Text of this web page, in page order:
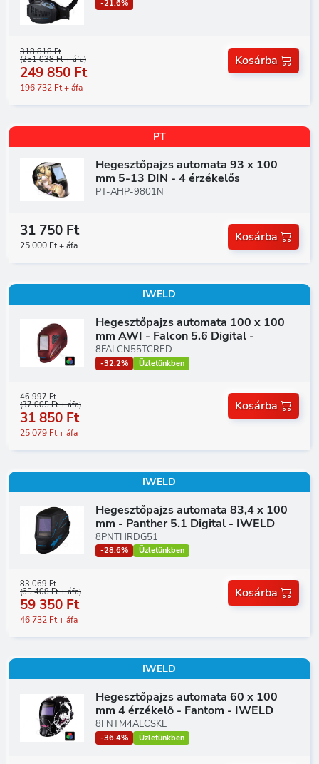
-21.6%
318 818 Ft
(251 038 Ft + áfa)
249 850 Ft
196 732 Ft + áfa
Kosárba
PT
Hegesztőpajzs automata 93 x 100
mm 5-13 DIN - 4 érzékelős
PT-AHP-9801N
31 750 Ft
25 000 Ft + áfa
Kosárba
IWELD
Hegesztőpajzs automata 100 x 100
mm AWI - Falcon 5.6 Digital -
8FALCN55TCRED
-32.2% Üzletünkben
46 997 Ft
(37 005 Ft + áfa)
31 850 Ft
25 079 Ft + áfa
Kosárba
IWELD
Hegesztőpajzs automata 83,4 x 100
mm - Panther 5.1 Digital - IWELD
8PNTHRDG51
-28.6% Üzletünkben
83 069 Ft
(65 408 Ft + áfa)
59 350 Ft
46 732 Ft + áfa
Kosárba
IWELD
Hegesztőpajzs automata 60 x 100
mm 4 érzékelő - Fantom - IWELD
8FNTM4ALCSKL
-36.4% Üzletünkben